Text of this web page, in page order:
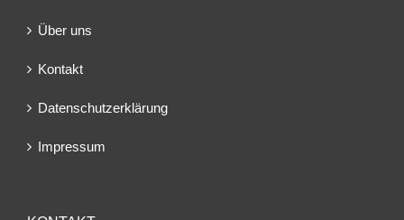
Über uns
Kontakt
Datenschutzerklärung
Impressum